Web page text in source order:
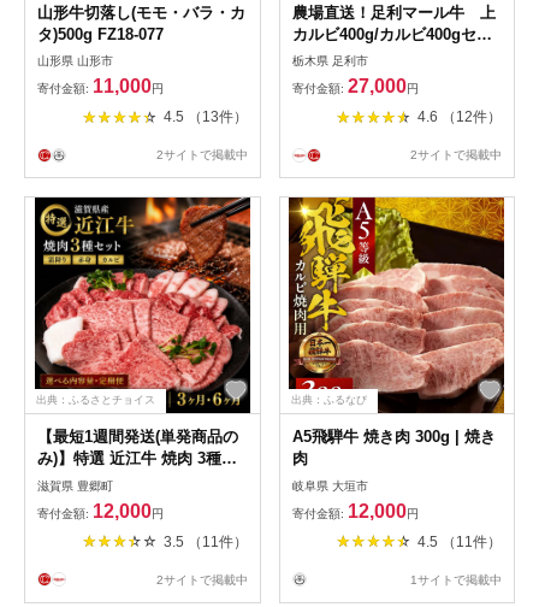
山形牛切落し(モモ・バラ・カ
タ)500g FZ18-077
山形県 山形市
寄付金額: 11,000円
4.5 （13件）
2サイトで掲載中
農場直送！足利マール牛 上
カルビ400g/カルビ400gセッ
ト F7Z-267
栃木県 足利市
寄付金額: 27,000円
4.6 （12件）
2サイトで掲載中
出典：ふるさとチョイス
【最短1週間発送(単発商品の
み)】特選 近江牛 焼肉 3種盛
り 選べる 内容量 定期便 約
400g～約1.2kg 3か月 6か月
牛肉 黒毛和牛 焼き肉 焼肉用
カルビ 赤身 霜降り 肉 和牛
賀県 豊郷町
滋賀県 豊郷町
寄付金額: 12,000円
3.5 （11件）
2サイトで掲載中
出典：ふるなび
A5飛騨牛 焼き肉 300g | 焼き
肉
岐阜県 大垣市
寄付金額: 12,000円
4.5 （11件）
1サイトで掲載中